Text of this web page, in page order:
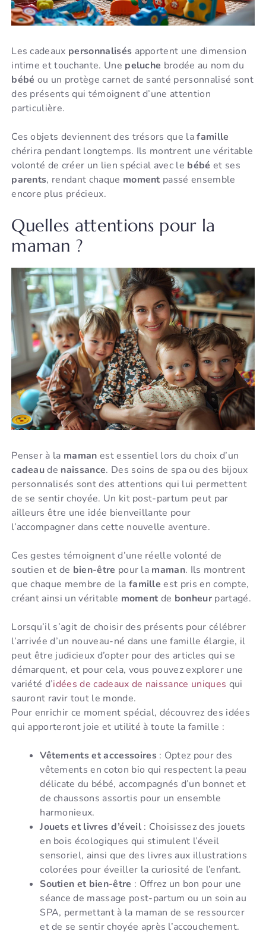
Les cadeaux personnalisés apportent une dimension
intime et touchante. Une peluche brodée au nom du
bébé ou un protège carnet de santé personnalisé sont
des présents qui témoignent d’une attention
particulière.
Ces objets deviennent des trésors que lafamille
chérira pendant longtemps. Ils montrent une véritable
volonté de créer un lien spécial avec le bébé et ses
parents, rendant chaque moment passé ensemble
encore plus précieux.
Quelles attentions pour la
maman ?
Penser à la maman est essentiel lors du choix d’un
cadeaude naissance. Des soins de spa ou des bijoux
personnalisés sont des attentions qui lui permettent
de se sentir choyée. Un kit post-partum peut par
ailleurs être une idée bienveillante pour
l’accompagner dans cette nouvelle aventure.
Ces gestes témoignent d’une réelle volonté de
soutien et de bien-être pour la maman. Ils montrent
que chaque membre de la famille est pris en compte,
créant ainsi un véritable moment de bonheurpartagé.
Lorsqu’il s’agit de choisir des présents pour célébrer
l’arrivée d’un nouveau-né dans une famille élargie, il
peut être judicieux d’opter pour des articles qui se
démarquent, et pour cela, vous pouvez explorer une
variété d’idées de cadeaux de naissance uniques qui
sauront ravir tout le monde.
Pour enrichir ce moment spécial, découvrez des idées
qui apporteront joie et utilité à toute la famille :
Vêtements et accessoires: Optez pour des
vêtements en coton bio qui respectent la peau
délicate du bébé, accompagnés d’un bonnet et
de chaussons assortis pour un ensemble
harmonieux.
Jouets et livres d’éveil: Choisissez des jouets
en bois écologiques qui stimulent l’éveil
sensoriel, ainsi que des livres aux illustrations
colorées pour éveiller la curiosité de l’enfant.
Soutien et bien-être : Offrez un bon pour une
séance de massage post-partum ou un soin au
SPA, permettant à la maman de se ressourcer
et de se sentir choyée après l’accouchement.